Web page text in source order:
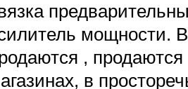
мощности.
,
в